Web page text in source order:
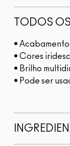
TODOS
•
• Cores
• Brilho
• Pode ser